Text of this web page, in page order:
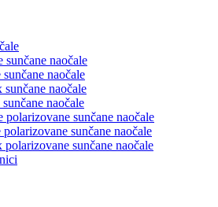
sunčane naočale
naočale
sunčane naočale
naočale
polarizovane sunčane naočale
sunčane naočale
polarizovane sunčane naočale